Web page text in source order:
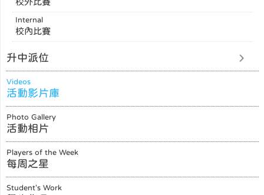
Internal
校內比賽
升中派位
Videos
活動影片庫
Photo Gallery
活動相片
Players of the Week
每周之星
Student's Work